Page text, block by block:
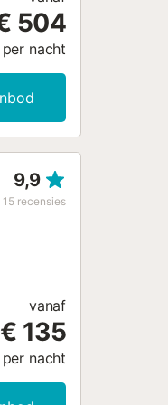
504
per nacht
9,9
15 recensies
vanaf
€ 135
per nacht